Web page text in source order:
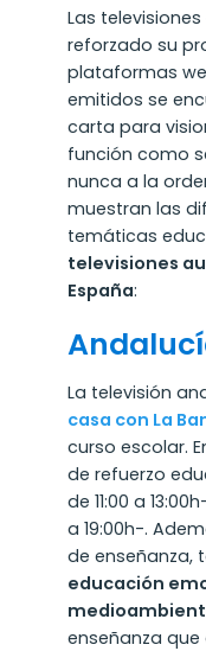
Las
reforzado su
plataformas
emitidos se
carta para
función como
nunca a la
muestran las
temáticas
televisiones
España:
La televisión
casa con La
curso escolar.
de refuerzo
de 11:00 a
a 19:00h-.
de enseñanza,
educación
enseñanza